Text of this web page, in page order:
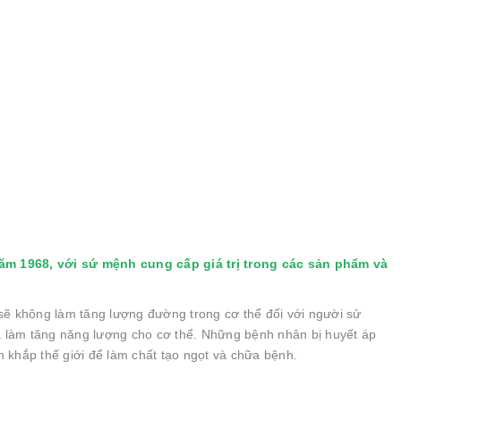
1968, với sứ mệnh cung cấp giá trị trong các sản phẩm và
không làm tăng lượng đường trong cơ thể đối với người sử
tăng năng lượng cho cơ thể. Những bệnh nhân bị huyết áp
thế giới để làm chất tạo ngọt và chữa bệnh.